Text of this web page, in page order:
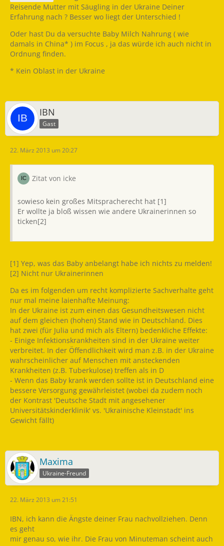
Reisende Mutter mit Säugling in der Ukraine Deiner
Erfahrung nach ? Besser wo liegt der Unterschied !
Oder hast Du da versuchte Baby Milch Nahrung ( wie
damals in China* ) im Focus , ja das würde ich auch nicht in
Ordnung finden.
* Kein Oblast in der Ukraine
IBN
Gast
22. März 2013 um 20:27
Zitat von icke
sowieso kein großes Mitspracherecht hat [1]
Er wollte ja bloß wissen wie andere Ukrainerinnen so
ticken[2]
[1] Yep, was das Baby anbelangt habe ich nichts zu melden!
[2] Nicht nur Ukrainerinnen
Da es im folgenden um recht komplizierte Sachverhalte geht
nur mal meine laienhafte Meinung:
In der Ukraine ist zum einen das Gesundheitswesen nicht
auf dem gleichen (hohen) Stand wie in Deutschland. Dies
hat zwei (für Julia und mich als Eltern) bedenkliche Effekte:
- Einige Infektionskrankheiten sind in der Ukraine weiter
verbreitet. In der Öffendlichkeit wird man z.B. in der Ukraine
wahrscheinlicher auf Menschen mit ansteckenden
Krankheiten (z.B. Tuberkulose) treffen als in D
- Wenn das Baby krank werden sollte ist in Deutschland eine
bessere Versorgung gewährleistet (wobei da zudem noch
der Kontrast 'Deutsche Stadt mit angesehener
Universitätskinderklinik' vs. 'Ukrainische Kleinstadt' ins
Gewicht fällt)
Maxima
Ukraine-Freund
22. März 2013 um 21:51
IBN, ich kann die Ängste deiner Frau nachvollziehen. Denn
es geht
mir genau so, wie ihr. Die Frau von Minuteman scheint auch